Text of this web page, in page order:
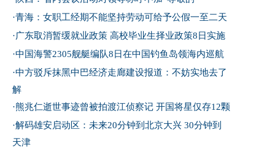
·青海：女职工经期不能坚持劳动可给予公假一至二天
·广东取消暂缓就业政策 高校毕业生择业政策8日实施
·中国海警2305舰艇编队8日在中国钓鱼岛领海内巡航
·中方驳斥抹黑中巴经济走廊建设报道：不妨实地去了
解
·熊兆仁逝世事迹曾被拍渡江侦察记 开国将星仅存12颗
·解码雄安启动区：未来20分钟到北京大兴 30分钟到
天津